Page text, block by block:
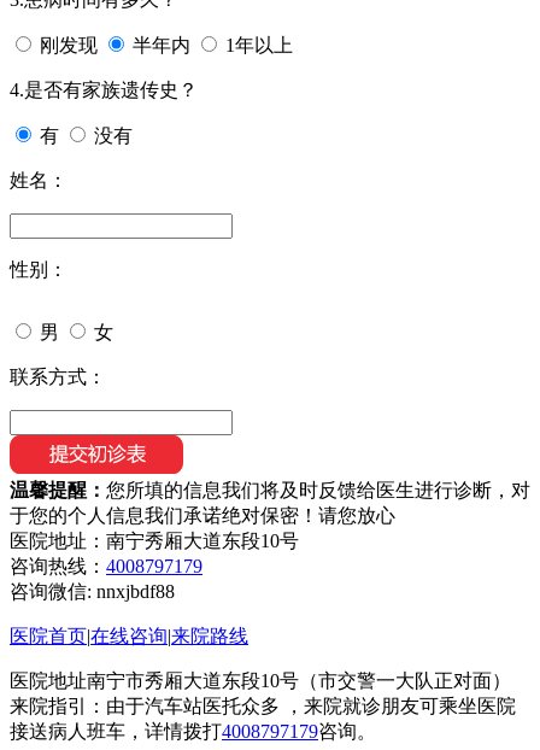
刚发现 半年内 1年以上
4.是否有家族遗传史？
有 没有
姓名：
性别：
男 女
联系方式：
温馨提醒： 您所填的信息我们将及时反馈给医生进行诊断，对
于您的个人信息我们承诺绝对保密！请您放心
医院地址：南宁秀厢大道东段10号
咨询热线： 4008797179
咨询微信: nnxjbdf88
医院首页|在线咨询|来院路线
医院地址南宁市秀厢大道东段10号（市交警一大队正对面）
来院指引：由于汽车站医托众多 ，来院就诊朋友可乘坐医院
接送病人班车，详情拨打4008797179咨询。